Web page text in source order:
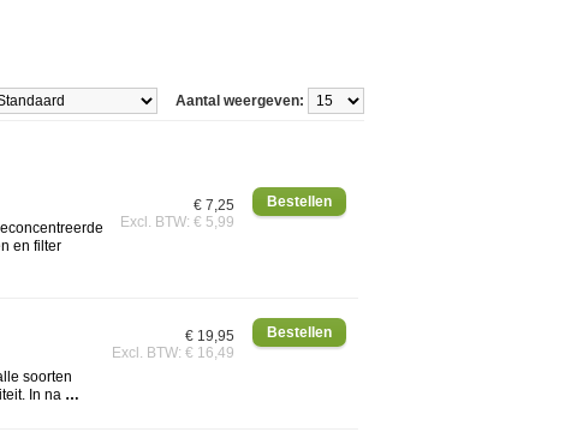
Aantal weergeven:
€ 7,25
Excl. BTW: € 5,99
en filter
€ 19,95
Excl. BTW: € 16,49
soorten
In na …